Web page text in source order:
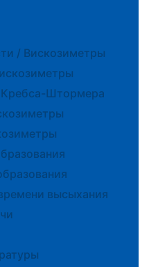
/ Вискозиметры
Штормера
высыхания